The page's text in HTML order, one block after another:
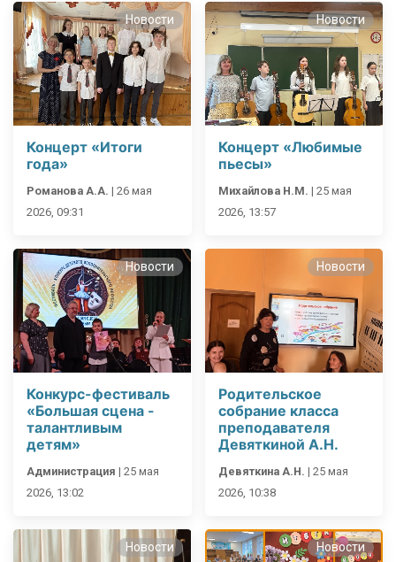
Новости
Концерт «Итоги
года»
Романова А.А. | 26 мая
2026, 09:31
Новости
Концерт «Любимые
пьесы»
Михайлова Н.М. | 25 мая
2026, 13:57
Новости
Конкурс-фестиваль
«Большая сцена -
талантливым
детям»
Администрация | 25 мая
2026, 13:02
Новости
Родительское
собрание класса
преподавателя
Девяткиной А.Н.
Девяткина А.Н. | 25 мая
2026, 10:38
Новости Новости